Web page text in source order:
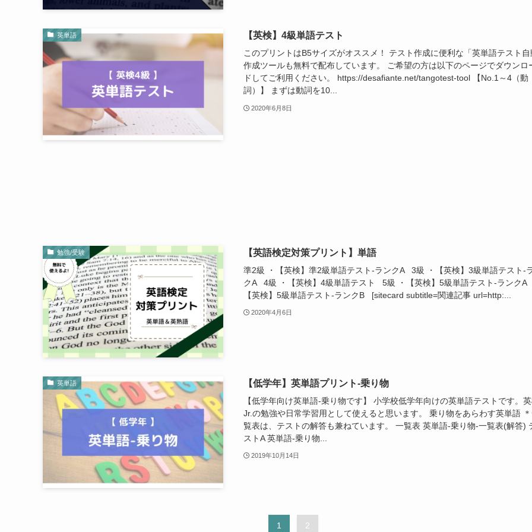
英単語 【英検】4級単語テスト
このプリントはB5サイズがオススメ！ テスト作成に便利な「英単語テスト自
作成ツールも無料で配布しています。 ご希望の方は以下のページでダウンロ
ドしてご利用ください。 https://desafiante.net/tangotest-tool 【No.1～4（動
詞）】 まずは動詞を10...
2020年6月8日
勉強/受験 【英語検定対策プリント】単語
準2級 ・【英検】準2級単語テスト-ランクA 3級 ・【英検】3級単語テスト-
クA 4級 ・【英検】4級単語テスト 5級 ・【英検】5級単語テスト-ランクA
【英検】5級単語テスト-ランクB [sitecard subtitle=関連記事 url=http:...
2020年4月6日
英単語 【低学年】英単語プリント-乗り物
【低学年向け英単語-乗り物です】 小学校低学年向けの英単語テストです。
Jr.の勉強や日常学習用として使えると思います。 乗り物をあらわす英単語
覧表は、テストの解答も兼ねています。 一覧表 英単語-乗り物-一覧表(解答)
ストA 英単語-乗り物...
2019年10月14日
1 2